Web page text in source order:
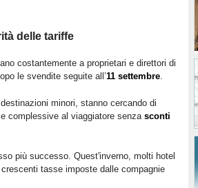
delle tariffe
costantemente a proprietari e direttori di
le svendite seguite all’11 settembre.
minori, stanno cercando di
complessive al viaggiatore senza sconti
più successo. Quest'inverno, molti hotel
tasse imposte dalle compagnie